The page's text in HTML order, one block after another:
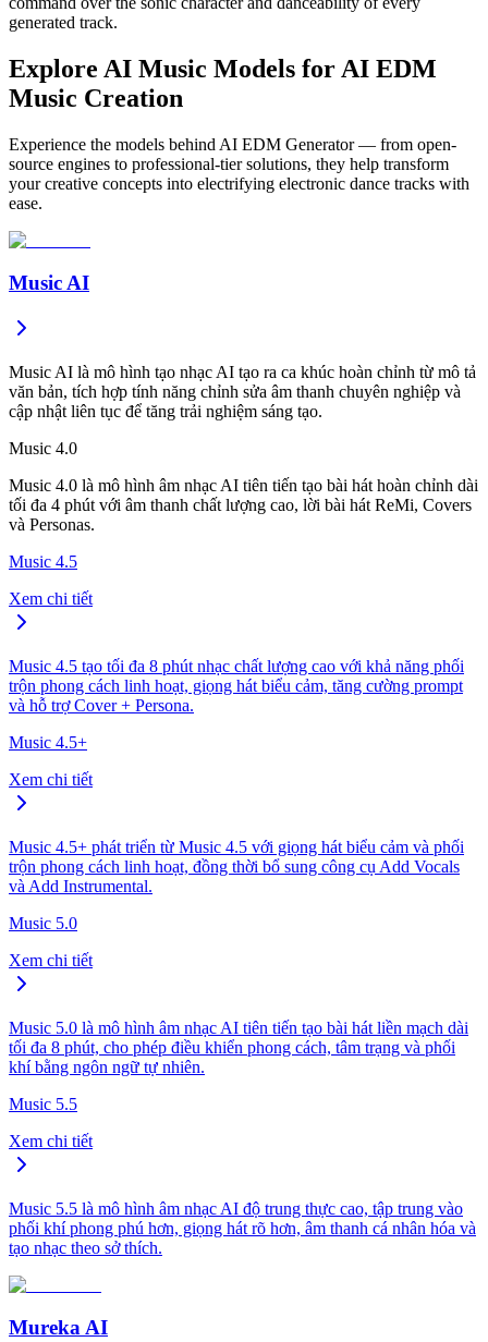
generated track.
Explore AI Music Models for AI EDM
Music Creation
Experience the models behind AI EDM Generator — from open-
source engines to professional-tier solutions, they help transform
your creative concepts into electrifying electronic dance tracks with
ease.
Music AI
Music AI là mô hình tạo nhạc AI tạo ra ca khúc hoàn chỉnh từ mô tả
văn bản, tích hợp tính năng chỉnh sửa âm thanh chuyên nghiệp và
cập nhật liên tục để tăng trải nghiệm sáng tạo.
Music 4.0
Music 4.0 là mô hình âm nhạc AI tiên tiến tạo bài hát hoàn chỉnh dài
tối đa 4 phút với âm thanh chất lượng cao, lời bài hát ReMi, Covers
và Personas.
Music 4.5
Xem chi tiết
Music 4.5 tạo tối đa 8 phút nhạc chất lượng cao với khả năng phối
trộn phong cách linh hoạt, giọng hát biểu cảm, tăng cường prompt
và hỗ trợ Cover + Persona.
Music 4.5+
Xem chi tiết
Music 4.5+ phát triển từ Music 4.5 với giọng hát biểu cảm và phối
trộn phong cách linh hoạt, đồng thời bổ sung công cụ Add Vocals
và Add Instrumental.
Music 5.0
Xem chi tiết
Music 5.0 là mô hình âm nhạc AI tiên tiến tạo bài hát liền mạch dài
tối đa 8 phút, cho phép điều khiển phong cách, tâm trạng và phối
khí bằng ngôn ngữ tự nhiên.
Music 5.5
Xem chi tiết
Music 5.5 là mô hình âm nhạc AI độ trung thực cao, tập trung vào
phối khí phong phú hơn, giọng hát rõ hơn, âm thanh cá nhân hóa và
tạo nhạc theo sở thích.
Mureka AI